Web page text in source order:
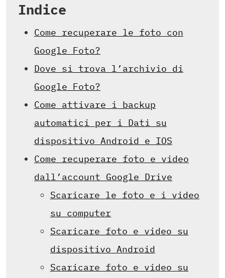
Indice
Come recuperare le foto con
Google Foto?
Dove si trova l’archivio di
Google Foto?
Come attivare i backup
automatici per i Dati su
dispositivo Android e IOS
Come recuperare foto e video
dall’account Google Drive
Scaricare le foto e i video
su computer
Scaricare foto e video su
dispositivo Android
Scaricare foto e video su